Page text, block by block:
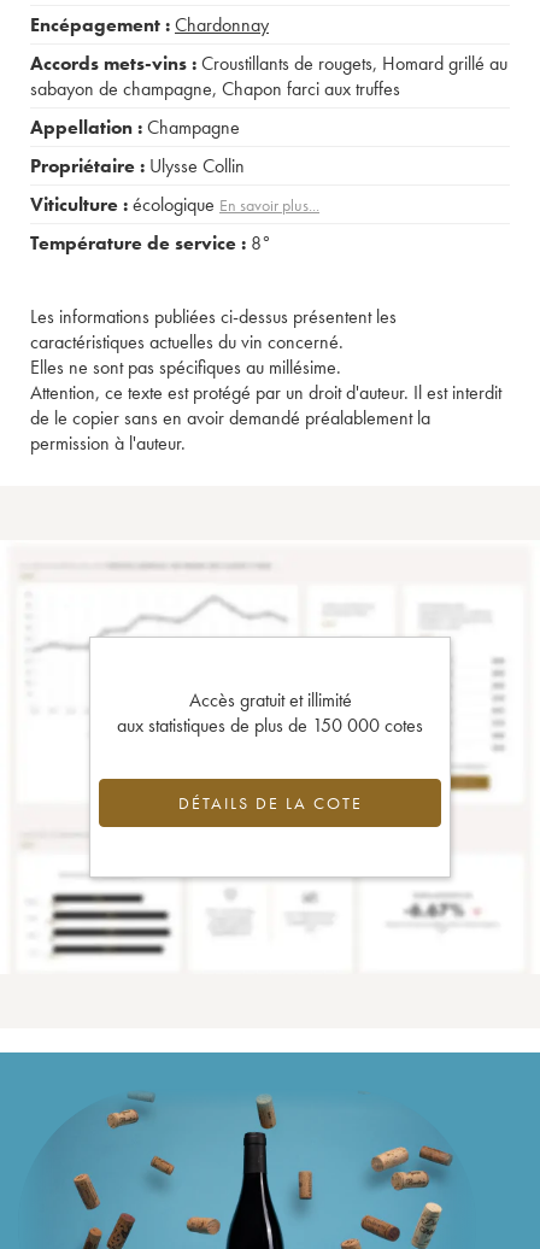
Encépagement :Chardonnay
Accords mets-vins :Croustillants de rougets, Homard grillé au
sabayon de champagne, Chapon farci aux truffes
Appellation :Champagne
Propriétaire : Ulysse Collin
Viticulture :écologique En savoir plus...
Température de service : 8°
Les informations publiées ci-dessus présentent les
caractéristiques actuelles du vin concerné.
Elles ne sont pas spécifiques au millésime.
Attention, ce texte est protégé par un droit d'auteur. Il est interdit
de le copier sans en avoir demandé préalablement la
permission à l'auteur.
Accès gratuit et illimité
aux statistiques de plus de 150 000 cotes
DÉTAILS DE LA COTE